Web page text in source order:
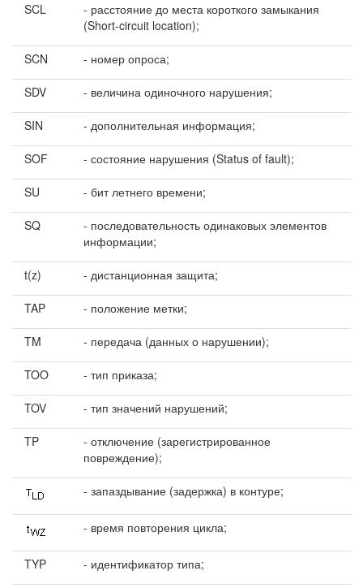
SCL
- расстояние до места короткого замыкания
(Short-circuit location);
SCN - номер опроса;
SDV - величина одиночного нарушения;
SIN - дополнительная информация;
SOF - состояние нарушения (Status of fault);
SU - бит летнего времени;
SQ
- последовательность одинаковых элементов
информации;
t(z) - дистанционная защита;
TAP - положение метки;
TM - передача (данных о нарушении);
TOO - тип приказа;
TOV - тип значений нарушений;
TP
- отключение (зарегистрированное
повреждение);
- запаздывание (задержка) в контуре;
- время повторения цикла;
TYP - идентификатор типа;